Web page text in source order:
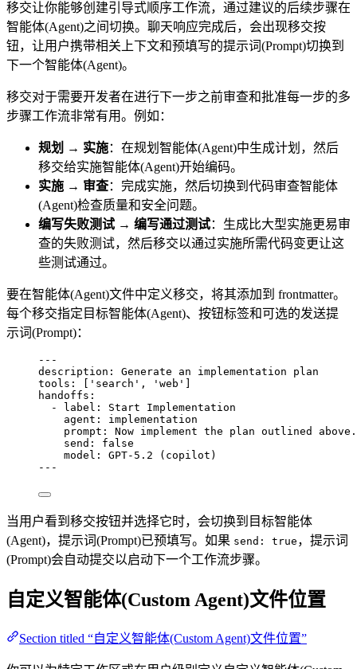
移交让你能够创建引导式顺序工作流，通过建议的后续步骤在
智能体(Agent)之间切换。聊天响应完成后，会出现移交按
钮，让用户携带相关上下文和预填写的提示词(Prompt)切换到
下一个智能体(Agent)。
移交对于需要开发者在进行下一步之前审查和批准每一步的多
步骤工作流非常有用。例如：
规划 → 实施：在规划智能体(Agent)中生成计划，然后
移交给实施智能体(Agent)开始编码。
实施 → 审查：完成实施，然后切换到代码审查智能体
(Agent)检查质量和安全问题。
编写失败测试 → 编写通过测试：生成比大型实施更易审
查的失败测试，然后移交以通过实施所需代码变更让这
些测试通过。
要在智能体(Agent)文件中定义移交，将其添加到 frontmatter。
每个移交指定目标智能体(Agent)、按钮标签和可选的发送提
示词(Prompt)：
---
description : Generate an implementation plan
tools : [ ' search ' , ' web '
handoffs :
-
label : Start Implementation
agent : implementation
prompt : Now implement the plan outlined above.
send : false
model : GPT-5.2 (copilot)
---
当用户看到移交按钮并选择它时，会切换到目标智能体
(Agent)，提示词(Prompt)已预填写。如果 send: true ，提示词
(Prompt)会自动提交以启动下一个工作流步骤。
自定义智能体(Custom Agent)文件位置
Section titled “自定义智能体(Custom Agent)文件位置”